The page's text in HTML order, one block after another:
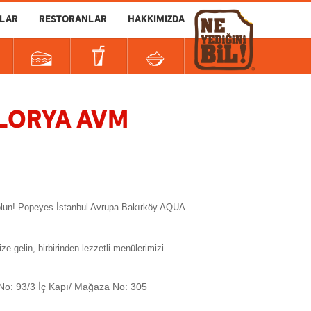
RESTORANLAR HAKKIMIZDA
AVM
Popeyes İstanbul Avrupa Bakırköy AQUA
gelin, birbirinden lezzetli menülerimizi
93/3 İç Kapı/ Mağaza No: 305